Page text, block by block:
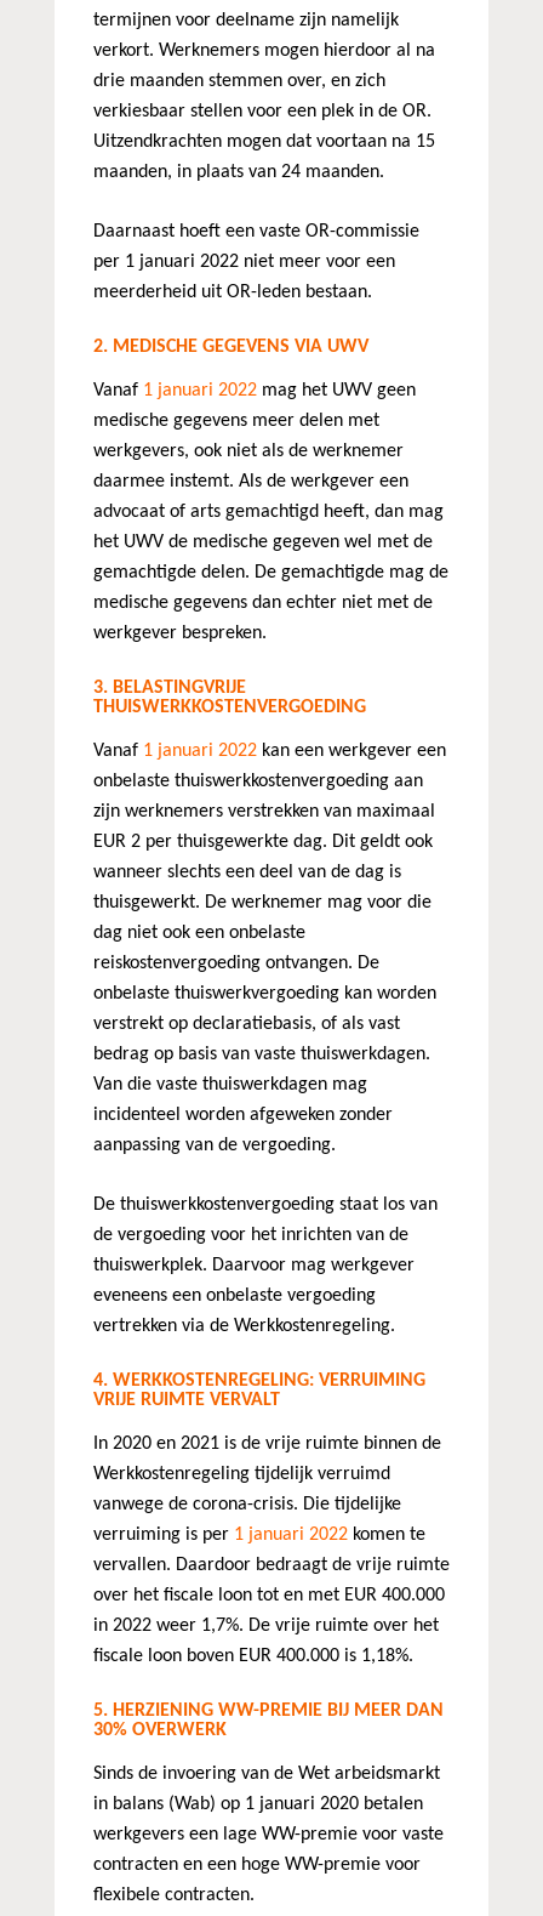
termijnen voor deelname zijn namelijk
verkort. Werknemers mogen hierdoor al na
drie maanden stemmen over, en zich
verkiesbaar stellen voor een plek in de OR.
Uitzendkrachten mogen dat voortaan na 15
maanden, in plaats van 24 maanden.
Daarnaast hoeft een vaste OR-commissie
per 1 januari 2022 niet meer voor een
meerderheid uit OR-leden bestaan.
2. MEDISCHE GEGEVENS VIA UWV
Vanaf 1 januari 2022mag het UWV geen
medische gegevens meer delen met
werkgevers, ook niet als de werknemer
daarmee instemt. Als de werkgever een
advocaat of arts gemachtigd heeft, dan mag
het UWV de medische gegeven wel met de
gemachtigde delen. De gemachtigde mag de
medische gegevens dan echter niet met de
werkgever bespreken.
3. BELASTINGVRIJE
THUISWERKKOSTENVERGOEDING
Vanaf 1 januari 2022kan een werkgever een
onbelaste thuiswerkkostenvergoeding aan
zijn werknemers verstrekken van maximaal
EUR 2 per thuisgewerkte dag. Dit geldt ook
wanneer slechts een deel van de dag is
thuisgewerkt. De werknemer mag voor die
dag niet ook een onbelaste
reiskostenvergoeding ontvangen. De
onbelaste thuiswerkvergoeding kan worden
verstrekt op declaratiebasis, of als vast
bedrag op basis van vaste thuiswerkdagen.
Van die vaste thuiswerkdagen mag
incidenteel worden afgeweken zonder
aanpassing van de vergoeding.
De thuiswerkkostenvergoeding staat los van
de vergoeding voor het inrichten van de
thuiswerkplek. Daarvoor mag werkgever
eveneens een onbelaste vergoeding
vertrekken via de Werkkostenregeling.
4. WERKKOSTENREGELING: VERRUIMING
VRIJE RUIMTE VERVALT
In 2020 en 2021 is de vrije ruimte binnen de
Werkkostenregeling tijdelijk verruimd
vanwege de corona-crisis. Die tijdelijke
verruiming is per 1 januari 2022komen te
vervallen. Daardoor bedraagt de vrije ruimte
over het fiscale loon tot en met EUR 400.000
in 2022 weer 1,7%. De vrije ruimte over het
fiscale loon boven EUR 400.000 is 1,18%.
5. HERZIENING WW-PREMIE BIJ MEER DAN
30% OVERWERK
Sinds de invoering van de Wet arbeidsmarkt
in balans (Wab) op 1 januari 2020 betalen
werkgevers een lage WW-premie voor vaste
contracten en een hoge WW-premie voor
flexibele contracten.